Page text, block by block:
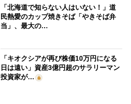
「北海道で知らない人はいない！」道
民熱愛のカップ焼きそば「やきそば弁
当」、最大の…
「キオクシアが再び株価10万円になる
日は遠い」資産3億円超のサラリーマン
投資家が…